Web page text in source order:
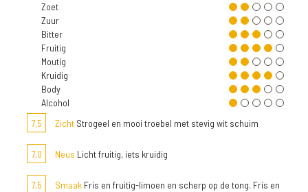
Zoet
Zuur
Bitter
Fruitig
Moutig
Kruidig
Body
Alcohol
7,5
Zicht Strogeel en mooi troebel met stevig wit schuim
7,0 Neus Licht fruitig, iets kruidig
7,5 Smaak Fris en fruitig-limoen en scherp op de tong. Fris en